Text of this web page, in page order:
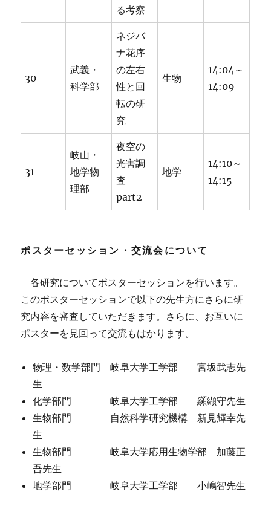
る考察
30
武義・
科学部
ネジバ
ナ花序
の左右
性と回
転の研
究
生物
14:04～
14:09
31
岐山・
地学物
理部
夜空の
光害調
査
part2
地学
14:10～
14:15
ポスターセッション・交流会について
各研究についてポスターセッションを行います。
このポスターセッションで以下の先生方にさらに研
究内容を審査していただきます。さらに、お互いに
ポスターを見回って交流もはかります。
物理・数学部門 岐阜大学工学部 宮坂武志先
生
化学部門 岐阜大学工学部 纐纈守先生
生物部門 自然科学研究機構 新見輝幸先
生
生物部門 岐阜大学応用生物学部 加藤正
吾先生
地学部門 岐阜大学工学部 小嶋智先生